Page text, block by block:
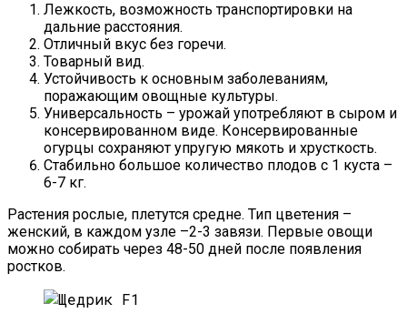
Лежкость, возможность транспортировки на
дальние расстояния.
Отличный вкус без горечи.
Товарный вид.
Устойчивость к основным заболеваниям,
поражающим овощные культуры.
Универсальность – урожай употребляют в сыром и
консервированном виде. Консервированные
огурцы сохраняют упругую мякоть и хрусткость.
Стабильно большое количество плодов с 1 куста –
6-7 кг.
Растения рослые, плетутся средне. Тип цветения –
женский, в каждом узле –2-3 завязи. Первые овощи
можно собирать через 48-50 дней после появления
ростков.